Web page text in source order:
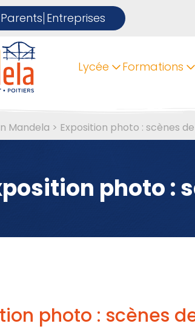
Parents Entreprises
Lycée Formations
Mandela > Exposition photo : scènes
photo :
photo : scènes